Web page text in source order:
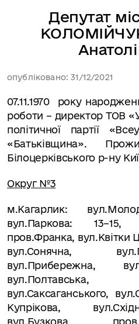
Депутат
опубліковано: 31/12/2021
07.11.1970 року н
роботи – директорТОВ «
політичної партії
«Батьківщина».
Білоцерківського р-ну
Округ №3
м.Кагарлик:
вул.Паркова: 13–15,
пров.Франка, вул.Квітки
вул.Сонячна,
вул.Прибережна,
вул.Саксаганського,
Купрікова,
вул.Бузкова,